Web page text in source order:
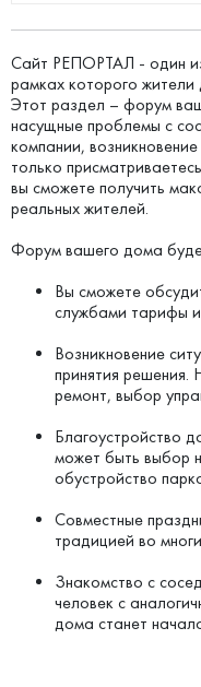
Сайт РЕПОРТАЛ - один
рамках которого жители
Этот раздел – форум
насущные проблемы с
компании,
только
вы сможете получить
реальных жителей.
Форум вашего дома
Вы сможете
службами тарифы
Возникновение
принятия решения.
ремонт, выбор
Благоустройство
может быть выбор
обустройство
Совместные
традицией во
Знакомство с
человек с
дома станет